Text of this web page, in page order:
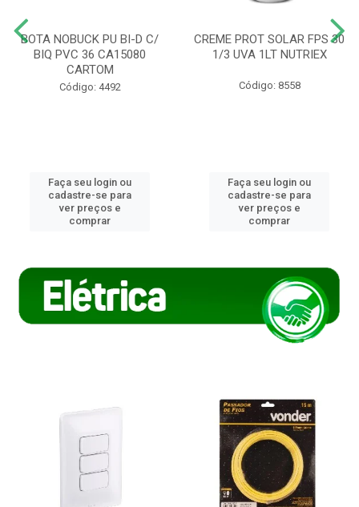
BOTA NOBUCK PU BI-D C/
BIQ PVC 36 CA15080
CARTOM
Código: 4492
Faça seu login ou
cadastre-se para
ver preços e
comprar
CREME PROT SOLAR FPS 30
1/3 UVA 1LT NUTRIEX
Código: 8558
Faça seu login ou
cadastre-se para
ver preços e
comprar